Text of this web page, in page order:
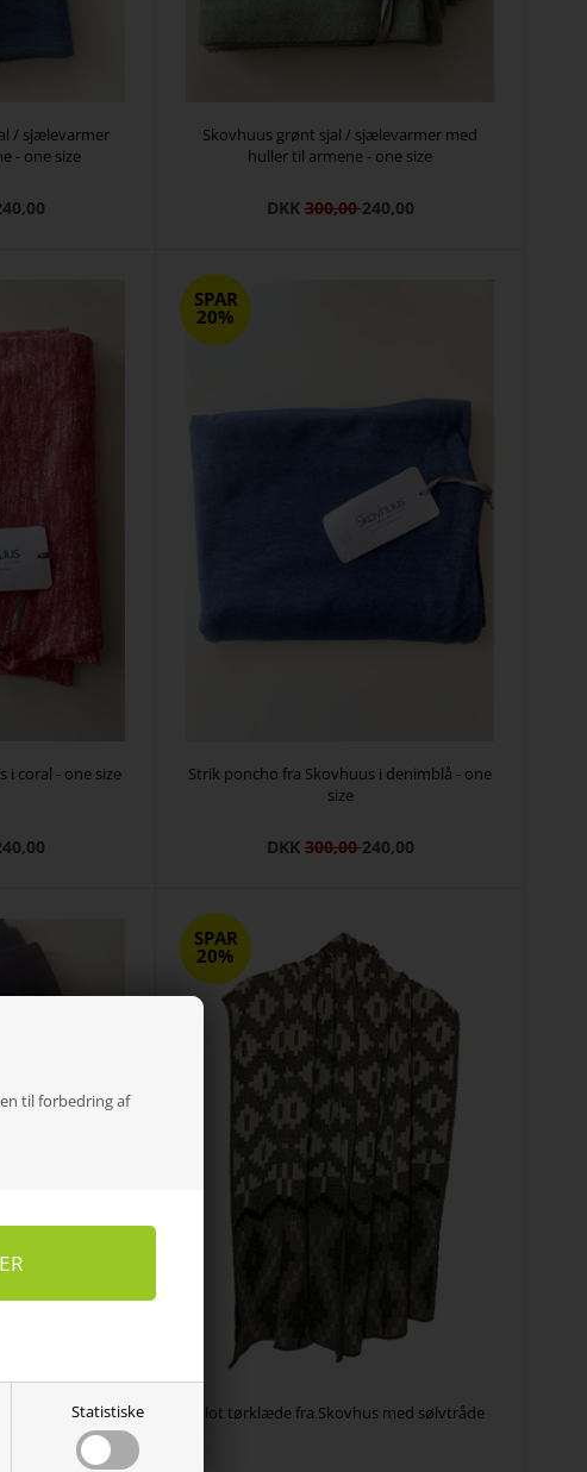
til forbedring af
Statistiske
/ sjælevarmer
- one size
Skovhuus grønt sjal / sjælevarmer med
huller til armene - one size
DKK 300,00240,00
i coral - one size
SPAR
20%
Strik poncho fra Skovhuus i denimblå - one
size
DKK 300,00240,00
i mørk blomme -
SPAR
20%
Flot tørklæde fra Skovhus med sølvtråde